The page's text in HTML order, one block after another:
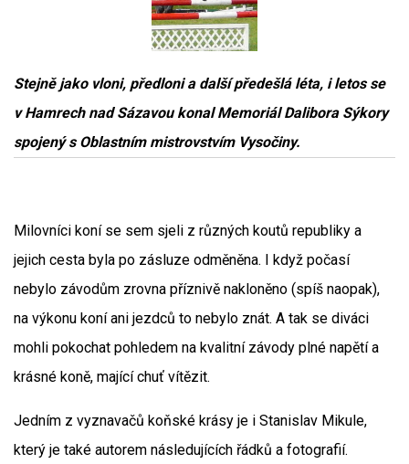
Stejně jako vloni, předloni a další předešlá léta, i letos se
v Hamrech nad Sázavou konal Memoriál Dalibora Sýkory
spojený s Oblastním mistrovstvím Vysočiny.
Milovníci koní se sem sjeli z různých koutů republiky a
jejich cesta byla po zásluze odměněna. I když počasí
nebylo závodům zrovna příznivě nakloněno (spíš naopak),
na výkonu koní ani jezdců to nebylo znát. A tak se diváci
mohli pokochat pohledem na kvalitní závody plné napětí a
krásné koně, mající chuť vítězit.
Jedním z vyznavačů koňské krásy je i Stanislav Mikule,
který je také autorem následujících řádků a fotografií.